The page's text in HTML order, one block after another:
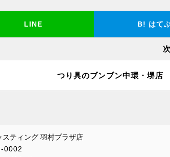
LINE B! はて
つり具のブンブン中環・堺店
スティング 羽村プラザ店
0002